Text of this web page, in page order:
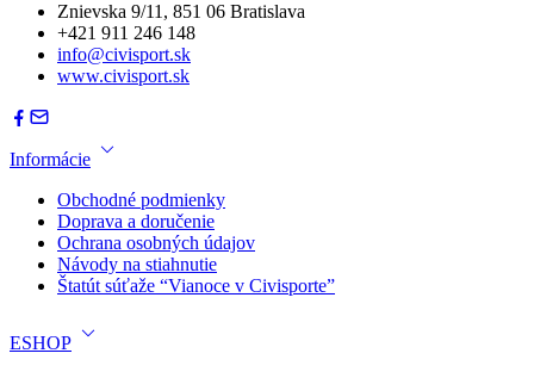
Znievska 9/11, 851 06 Bratislava
+421 911 246 148
info@civisport.sk
www.civisport.sk
Informácie
Obchodné podmienky
Doprava a doručenie
Ochrana osobných údajov
Návody na stiahnutie
Štatút súťaže “Vianoce v Civisporte”
ESHOP